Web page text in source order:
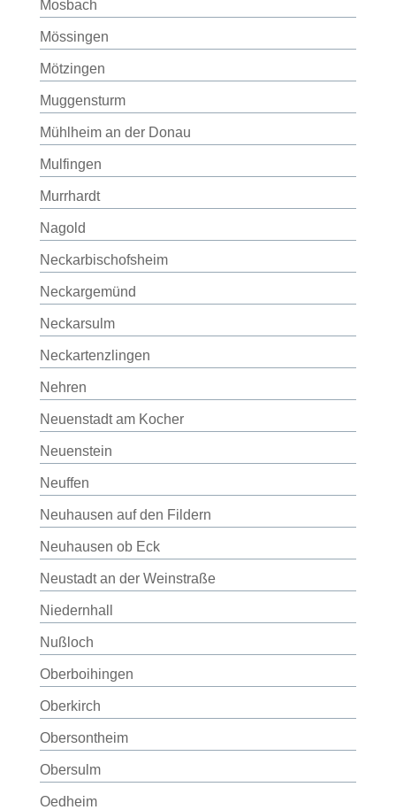
Mosbach
Mössingen
Mötzingen
Muggensturm
Mühlheim an der Donau
Mulfingen
Murrhardt
Nagold
Neckarbischofsheim
Neckargemünd
Neckarsulm
Neckartenzlingen
Nehren
Neuenstadt am Kocher
Neuenstein
Neuffen
Neuhausen auf den Fildern
Neuhausen ob Eck
Neustadt an der Weinstraße
Niedernhall
Nußloch
Oberboihingen
Oberkirch
Obersontheim
Obersulm
Oedheim